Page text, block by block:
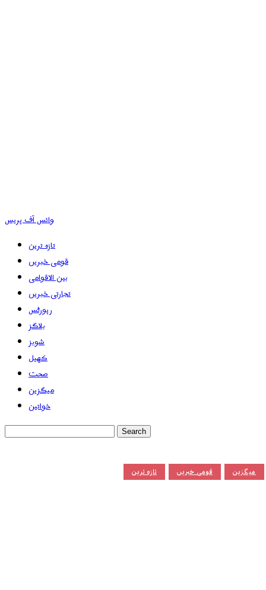
وائس آف پریس
تازہ ترین
قومی خبریں
بین الاقوامی
تجارتی خبریں
رپورٹس
بلاگز
شوبز
کھیل
صحت
میگزین
خواتین
تازہ ترین قومی خبریں میگزین